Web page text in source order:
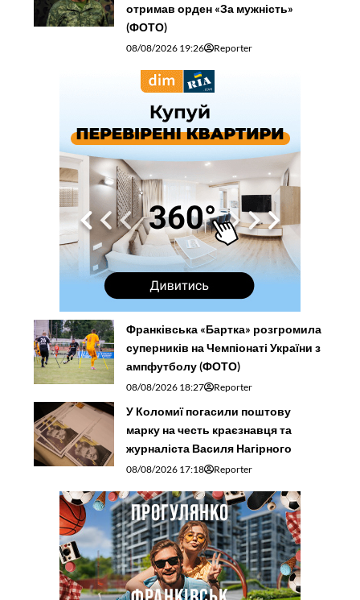
отримав орден «За мужність»
(ФОТО)
08/08/2026 19:26 Reporter
Франківська «Бартка» розгромила
суперників на Чемпіонаті України з
ампфутболу (ФОТО)
08/08/2026 18:27 Reporter
У Коломиї погасили поштову
марку на честь краєзнавця та
журналіста Василя Нагірного
08/08/2026 17:18 Reporter